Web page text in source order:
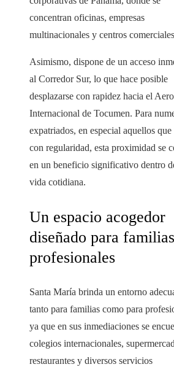
concentran oficinas, empresas
multinacionales y centros
Asimismo, dispone de un acceso
al Corredor Sur, lo que hace posible
desplazarse con rapidez hacia el
Internacional de Tocumen. Para
expatriados, en especial aquellos que
con regularidad, esta proximidad se
en un beneficio significativo dentro
vida cotidiana.
Un espacio acogedor
diseñado para
profesionales
Santa María brinda un entorno
tanto para familias como para
ya que en sus inmediaciones se
colegios internacionales,
restaurantes y diversos servicios